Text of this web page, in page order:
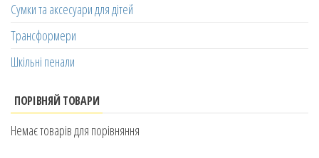
Сумки та аксесуари для дітей
Трансформери
Шкільні пенали
ПОРІВНЯЙ ТОВАРИ
Немає товарів для порівняння